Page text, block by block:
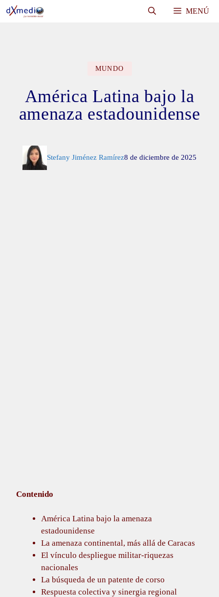
Saltar
MENÚ
MUNDO
América Latina bajo la
amenaza estadounidense
Stefany Jiménez Ramírez8 de diciembre de 2025
Contenido
América Latina bajo la amenaza
estadounidense
La amenaza continental, más allá de Caracas
El vínculo despliegue militar-riquezas
nacionales
La búsqueda de un patente de corso
Respuesta colectiva y sinergia regional